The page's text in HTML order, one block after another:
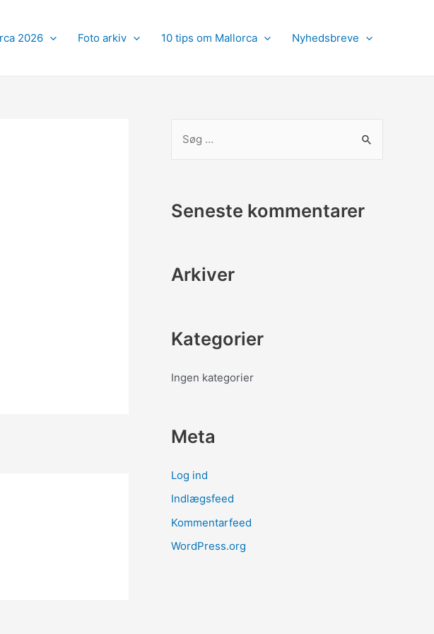
2026 Foto arkiv 10 tips om Mallorca Nyhedsbreve
f
r
Seneste kommentarer
Arkiver
Kategorier
Ingen kategorier
Meta
Log ind
Indlægsfeed
Kommentarfeed
WordPress.org